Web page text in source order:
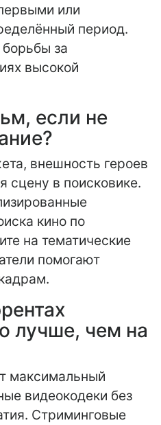
или
период.
за
высокой
если не
внешность героев
в поисковике.
кино по
на тематические
помогают
лучше, чем на
максимальный
видеокодеки без
Стриминговые